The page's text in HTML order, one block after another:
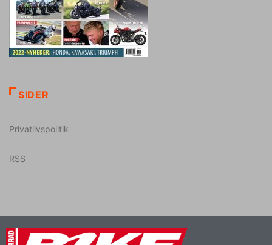
SIDER
Privatlivspolitik
RSS